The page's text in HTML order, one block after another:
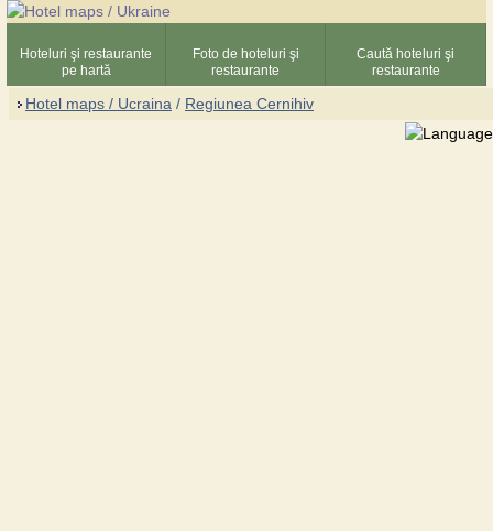
Hoteluri şi restaurante
pe hartă
Foto de hoteluri şi
restaurante
Caută hoteluri şi
restaurante
Hotel maps / Ucraina / Regiunea Cernihiv